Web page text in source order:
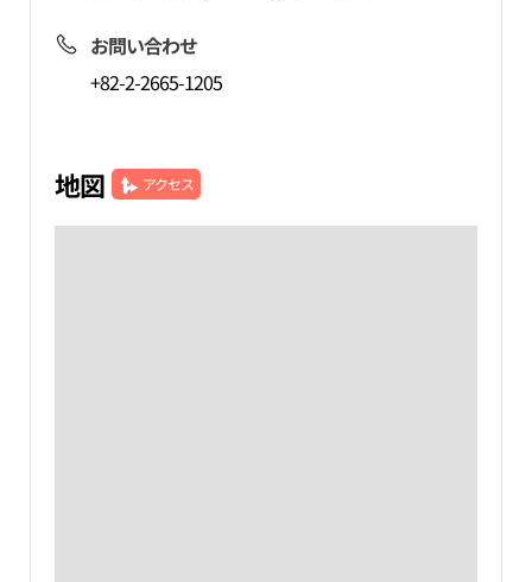
お問い合わせ
+82-2-2665-1205
地図 アクセス